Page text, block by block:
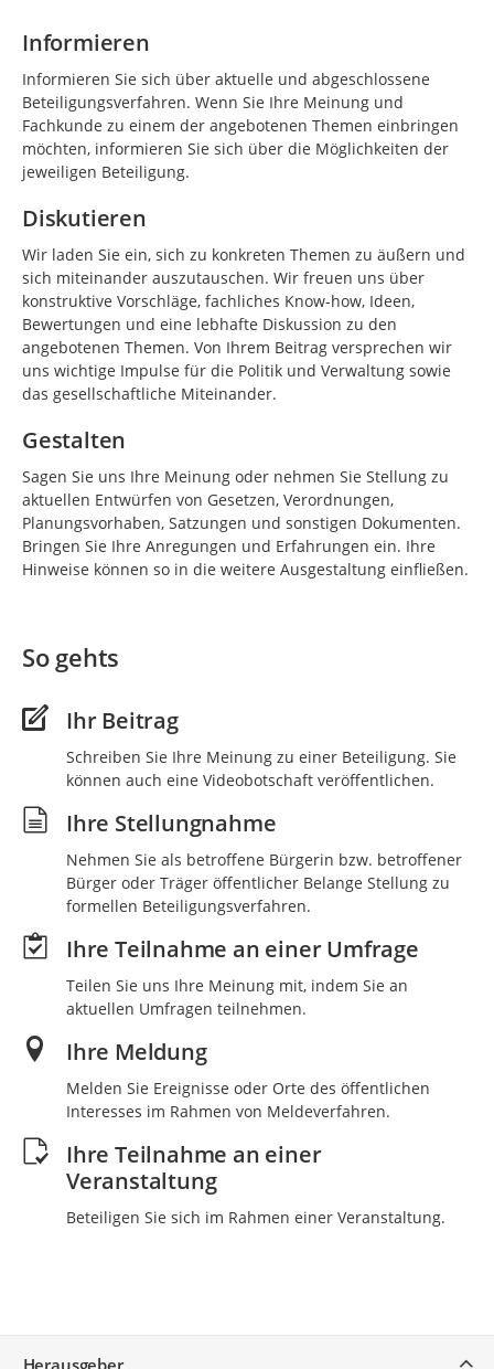
Informieren
Informieren Sie sich über aktuelle und abgeschlossene
Beteiligungsverfahren. Wenn Sie Ihre Meinung und
Fachkunde zu einem der angebotenen Themen einbringen
möchten, informieren Sie sich über die Möglichkeiten der
jeweiligen Beteiligung.
Diskutieren
Wir laden Sie ein, sich zu konkreten Themen zu äußern und
sich miteinander auszutauschen. Wir freuen uns über
konstruktive Vorschläge, fachliches Know-how, Ideen,
Bewertungen und eine lebhafte Diskussion zu den
angebotenen Themen. Von Ihrem Beitrag versprechen wir
uns wichtige Impulse für die Politik und Verwaltung sowie
das gesellschaftliche Miteinander.
Gestalten
Sagen Sie uns Ihre Meinung oder nehmen Sie Stellung zu
aktuellen Entwürfen von Gesetzen, Verordnungen,
Planungsvorhaben, Satzungen und sonstigen Dokumenten.
Bringen Sie Ihre Anregungen und Erfahrungen ein. Ihre
Hinweise können so in die weitere Ausgestaltung einfließen.
So gehts
Ihr Beitrag
Schreiben Sie Ihre Meinung zu einer Beteiligung. Sie
können auch eine Videobotschaft veröffentlichen.
Ihre Stellungnahme
Nehmen Sie als betroffene Bürgerin bzw. betroffener
Bürger oder Träger öffentlicher Belange Stellung zu
formellen Beteiligungsverfahren.
Ihre Teilnahme an einer Umfrage
Teilen Sie uns Ihre Meinung mit, indem Sie an
aktuellen Umfragen teilnehmen.
Ihre Meldung
Melden Sie Ereignisse oder Orte des öffentlichen
Interesses im Rahmen von Meldeverfahren.
Ihre Teilnahme an einer
Veranstaltung
Beteiligen Sie sich im Rahmen einer Veranstaltung.
Herausgeber